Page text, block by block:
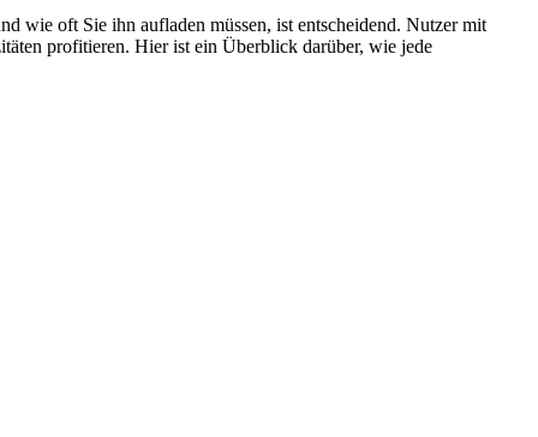
wie oft Sie ihn aufladen müssen, ist entscheidend. Nutzer mit
profitieren. Hier ist ein Überblick darüber, wie jede